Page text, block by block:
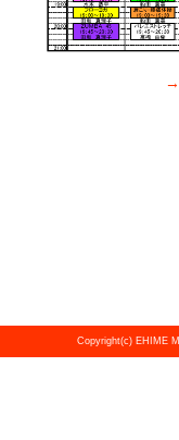
→
Copyright(c) EHIME